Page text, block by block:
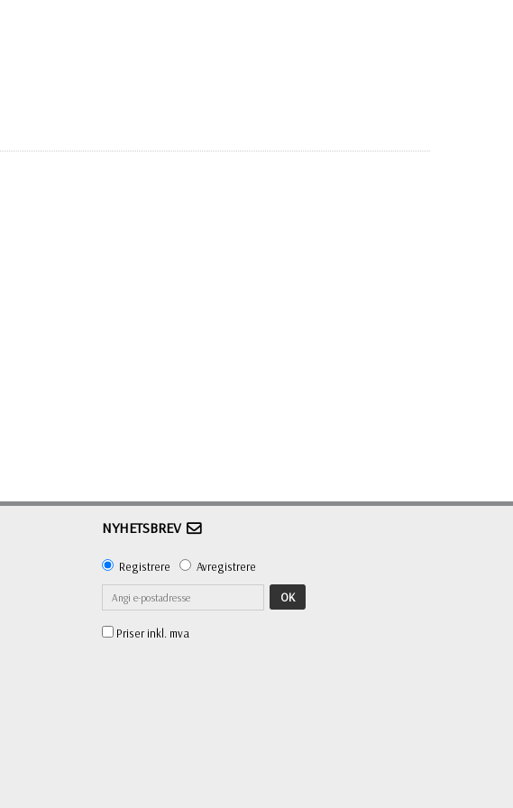
NYHETSBREV
Registrere Avregistrere
OK
Priser inkl. mva